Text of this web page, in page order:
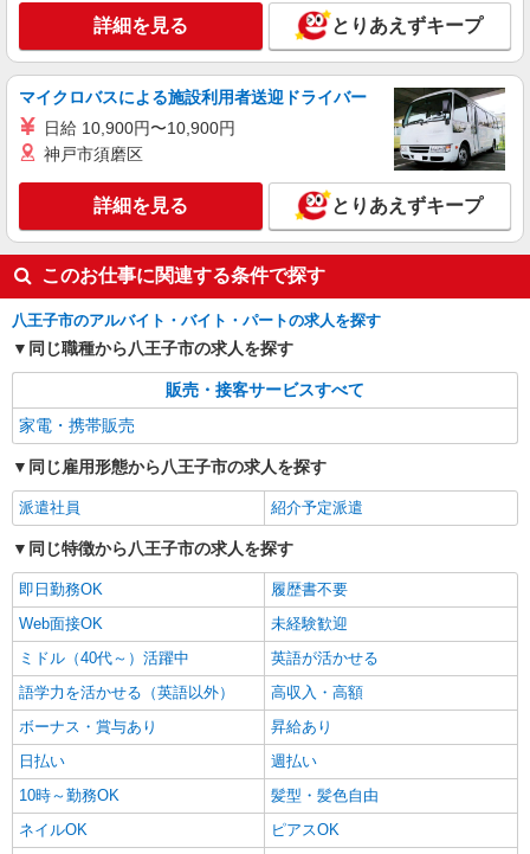
株式会社シエロ
【ドコモ】の店舗スタッフ
時給1800円〜 ※残業代支給 ★交通費別途支給
+゜ 入社祝い金10万円支給(規定有) お友達を紹介
頂くと, インセンティブ支給(規定有) ★月2回払
い・週払い可能（規程有）★ ゜・。○。・゜
+゜・。○。・゜+゜
東京都八王子市のdocomoショップ
キープ 詳細を見る
詳細を見る とりあえずキープ
マイクロバスによる施設利用者送迎ドライバー
日給 10,900円〜10,900円
神戸市須磨区
詳細を見る とりあえずキープ
このお仕事に関連する条件で探す
八王子市のアルバイト・バイト・パートの求人を探す
同じ職種から八王子市の求人を探す
販売・接客サービスすべて
家電・携帯販売
同じ雇用形態から八王子市の求人を探す
派遣社員 紹介予定派遣
同じ特徴から八王子市の求人を探す
即日勤務OK
履歴書不要
Web面接OK
未経験歓迎
ミドル（40代～）活躍中
英語が活かせる
語学力を活かせる（英語以外）
高収入・高額
ボーナス・賞与あり
昇給あり
日払い
週払い
10時～勤務OK
髪型・髪色自由
ネイルOK
ピアスOK